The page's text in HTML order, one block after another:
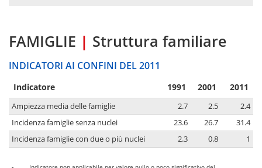
FAMIGLIE | Struttura familiare
INDICATORI AI CONFINI DEL 2011
Indicatore 1991 2001 2011
Ampiezza media delle famiglie 2.7 2.5
2.4
Incidenza famiglie senza nuclei
23.6 26.7
31.4
Incidenza famiglie con due o più nuclei
2.3 0.8 1